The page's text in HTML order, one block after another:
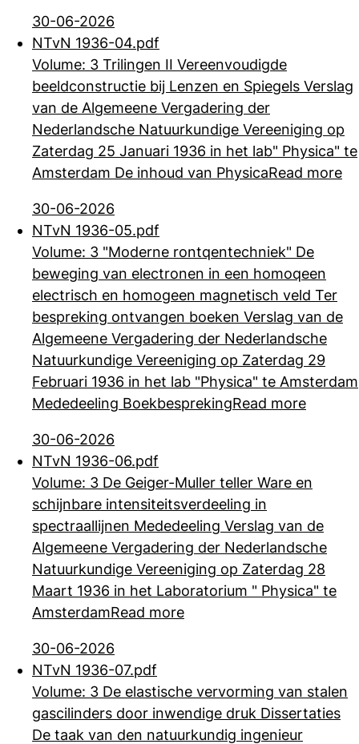
30-06-2026
NTvN 1936-04.pdf
Volume: 3 Trilingen II Vereenvoudigde
beeldconstructie bij Lenzen en Spiegels Verslag
van de Algemeene Vergadering der
Nederlandsche Natuurkundige Vereeniging op
Zaterdag 25 Januari 1936 in het lab" Physica" te
Amsterdam De inhoud van PhysicaRead more
30-06-2026
NTvN 1936-05.pdf
Volume: 3 "Moderne rontqentechniek" De
beweging van electronen in een homoqeen
electrisch en homogeen magnetisch veld Ter
bespreking ontvangen boeken Verslag van de
Algemeene Vergadering der Nederlandsche
Natuurkundige Vereeniging op Zaterdag 29
Februari 1936 in het lab "Physica" te Amsterdam
Mededeeling BoekbesprekingRead more
30-06-2026
NTvN 1936-06.pdf
Volume: 3 De Geiger-Muller teller Ware en
schijnbare intensiteitsverdeeling in
spectraallijnen Mededeeling Verslag van de
Algemeene Vergadering der Nederlandsche
Natuurkundige Vereeniging op Zaterdag 28
Maart 1936 in het Laboratorium " Physica" te
AmsterdamRead more
30-06-2026
NTvN 1936-07.pdf
Volume: 3 De elastische vervorming van stalen
gascilinders door inwendige druk Dissertaties
De taak van den natuurkundig ingenieur